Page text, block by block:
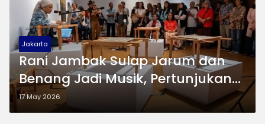
Jakarta
Rani Jambak Sulap Jarum dan
Benang Jadi Musik, Pertunjukan
“Mamasak Asa” Hipnotis
Pengunjung Galeri Nasional
17 May 2026